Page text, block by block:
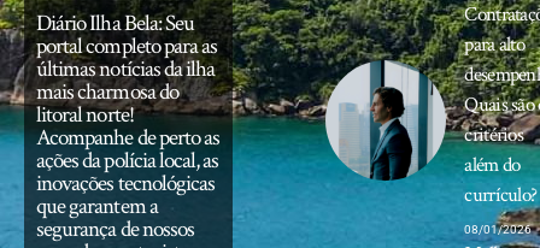
Diário Ilha Bela: Seu
portal completo para as
últimas notícias da ilha
mais charmosa do
litoral norte!
Acompanhe de perto as
ações da polícia local, as
inovações tecnológicas
que garantem a
segurança de nossos
para alto
Quais são
critérios
além do
currículo?
08/01/2026